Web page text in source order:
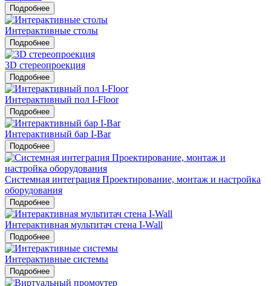
Подробнее
Интерактивные столы
Подробнее
3D стереопроекция
Подробнее
Интерактивный пол I-Floor
Подробнее
Интерактивный бар I-Bar
Подробнее
Системная интеграция Проектирование, монтаж и настройка
оборудования
Подробнее
Интерактивная мультитач стена I-Wall
Подробнее
Интерактивные системы
Подробнее